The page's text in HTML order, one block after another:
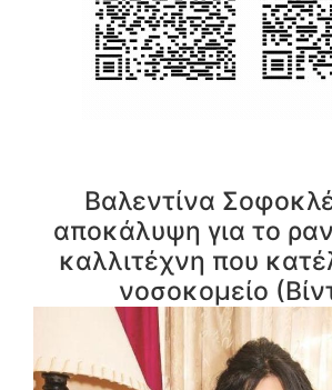
Βαλεντίνα
αποκάλυψη για το
καλλιτέχνη που
νοσοκομείο